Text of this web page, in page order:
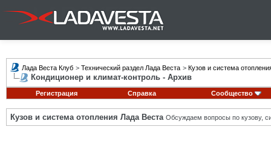
Лада Веста Клуб > Технический раздел Лада Веста > Кузов и система
Кондиционер и климат-контроль - Архив
Регистрация Справка Сообщество
Кузов и система отопления Лада Веста Обсуждаем вопросы по кузову,